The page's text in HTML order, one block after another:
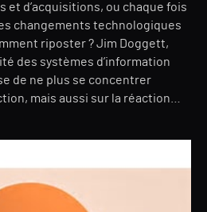
et d’acquisitions, ou chaque fois
changements technologiques
riposter ? Jim Doggett,
des systèmes d’information
de ne plus se concentrer
mais aussi sur la réaction…